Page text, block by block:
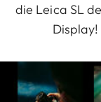
die Leica SL